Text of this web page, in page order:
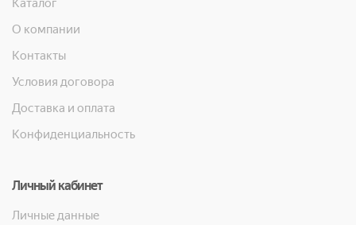
Каталог
О компании
Контакты
Условия договора
Доставка и оплата
Конфиденциальность
Личный кабинет
Личные данные